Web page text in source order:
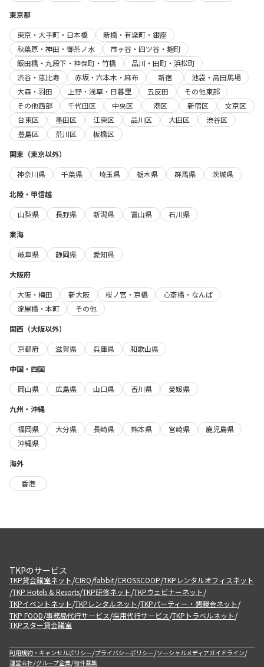
東京都
東京・大手町・日本橋
新橋・有楽町・銀座
秋葉原・神田・御茶ノ水
市ヶ谷・四ツ谷・麹町
飯田橋・九段下・神保町・竹橋
品川・田町・浜松町
渋谷・恵比寿
赤坂・六本木・麻布 新宿
池袋・高田馬場
大森・羽田
上野・浅草・日暮里 五反田
その他東部
その他西部
千代田区 中央区 港区 新宿区
文京区
台東区
墨田区 江東区 品川区 大田区
渋谷区
豊島区
荒川区
板橋区
関東（東京以外）
神奈川県
千葉県 埼玉県 栃木県 群馬県
茨城県
北陸・甲信越
山梨県
長野県 新潟県 富山県
石川県
東海
岐阜県
静岡県
愛知県
大阪府
大阪・梅田
新大阪 桜ノ宮・京橋
心斎橋・なんば
淀屋橋・本町
その他
関西（大阪以外）
京都府
滋賀県 兵庫県
和歌山県
中国・四国
岡山県
広島県 山口県 香川県
愛媛県
九州・沖縄
福岡県
大分県 長崎県 熊本県 宮崎県
鹿児島県
沖縄県
海外
香港
TKPのサービス
TKP貸会議室ネット/CIRQ/fabbit/CROSSCOOP/TKPレンタルオフィスネット
/TKP Hotels & Resorts/TKP研修ネット/TKPウェビナーネット/
TKPイベントネット/TKPレンタルネット/TKPパーティー・懇親会ネット/
TKP FOOD/事務局代行サービス/採用代行サービス/TKPトラベルネット/
TKPスター貸会議室
利用規約・キャンセルポリシー/プライバシーポリシー/ソーシャルメディアガイドライン/
運営会社/グループ企業/物件募集